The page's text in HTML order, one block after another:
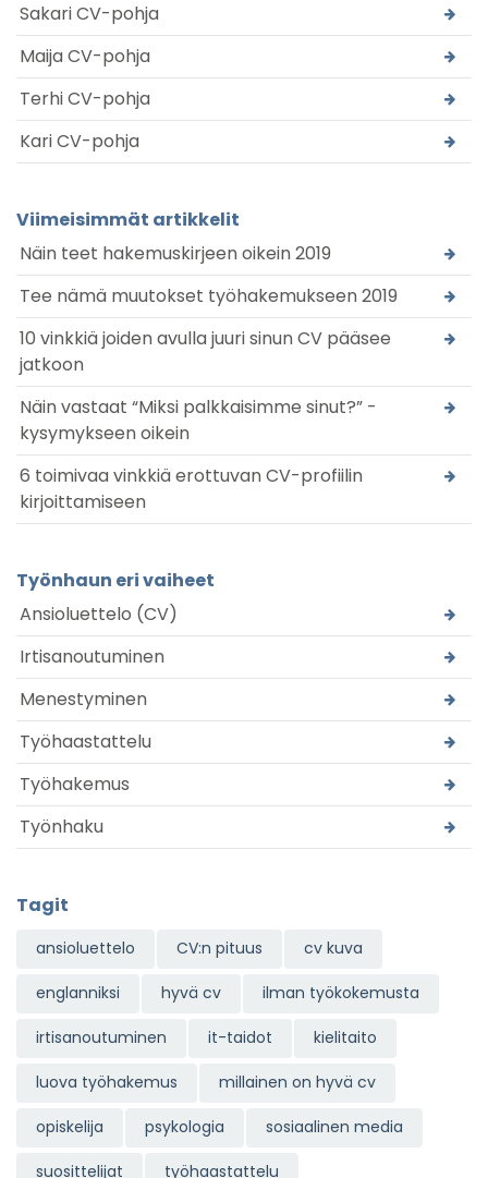
Sakari CV-pohja
Maija CV-pohja
Terhi CV-pohja
Kari CV-pohja
Viimeisimmät artikkelit
Näin teet hakemuskirjeen oikein 2019
Tee nämä muutokset työhakemukseen 2019
10 vinkkiä joiden avulla juuri sinun CV pääsee
jatkoon
Näin vastaat “Miksi palkkaisimme sinut?” -
kysymykseen oikein
6 toimivaa vinkkiä erottuvan CV-profiilin
kirjoittamiseen
Työnhaun eri vaiheet
Ansioluettelo (CV)
Irtisanoutuminen
Menestyminen
Työhaastattelu
Työhakemus
Työnhaku
Tagit
ansioluettelo CV:n pituus cv kuva
englanniksi hyvä cv ilman työkokemusta
irtisanoutuminen it-taidot kielitaito
luova työhakemus millainen on hyvä cv
opiskelija psykologia sosiaalinen media
suosittelijat työhaastattelu